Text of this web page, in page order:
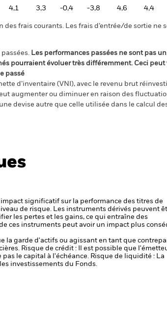
4,1 3,3 -0,4 -3,8 4,6 4,4
frais courants. Les frais d’entrée/de sortie ne
Les performances passées ne sont pas un
pourraient évoluer très différemment. Ceci peut
passé
d’inventaire (VNI), avec le revenu brut
augmenter ou diminuer en raison des
devise autre que celle utilisée dans le calcul
significatif sur la performance des titres de
de risque. Les instruments dérivés peuvent
les pertes et les gains, ce qui entraîne des
ces instruments peut avoir un impact plus
la garde d'actifs ou agissant en tant que
Risque de crédit : Il est possible que
le capital à l'échéance. Risque de liquidité : La
investissements du Fonds.